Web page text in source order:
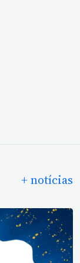
+ notícias